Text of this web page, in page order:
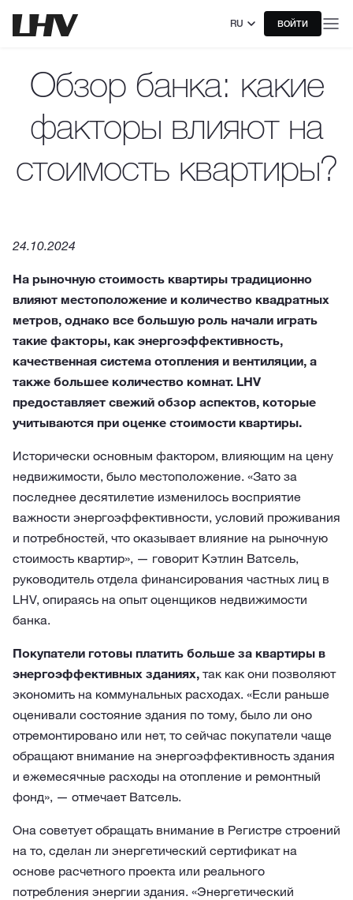
RU ВОЙТИ
Обзор банка: какие
факторы влияют на
стоимость квартиры?
24.10.2024
На рыночную стоимость квартиры традиционно
влияют местоположение и количество квадратных
метров, однако все большую роль начали играть
такие факторы, как энергоэффективность,
качественная система отопления и вентиляции, а
также большее количество комнат. LHV
предоставляет свежий обзор аспектов, которые
учитываются при оценке стоимости квартиры.
Исторически основным фактором, влияющим на цену
недвижимости, было местоположение. «Зато за
последнее десятилетие изменилось восприятие
важности энергоэффективности, условий проживания
и потребностей, что оказывает влияние на рыночную
стоимость квартир», — говорит Кэтлин Ватсель,
руководитель отдела финансирования частных лиц в
LHV, опираясь на опыт оценщиков недвижимости
банка.
Покупатели готовы платить больше за квартиры в
энергоэффективных зданиях, так как они позволяют
экономить на коммунальных расходах. «Если раньше
оценивали состояние здания по тому, было ли оно
отремонтировано или нет, то сейчас покупатели чаще
обращают внимание на энергоэффективность здания
и ежемесячные расходы на отопление и ремонтный
фонд», — отмечает Ватсель.
Она советует обращать внимание в Регистре строений
на то, сделан ли энергетический сертификат на
основе расчетного проекта или реального
потребления энергии здания. «Энергетический